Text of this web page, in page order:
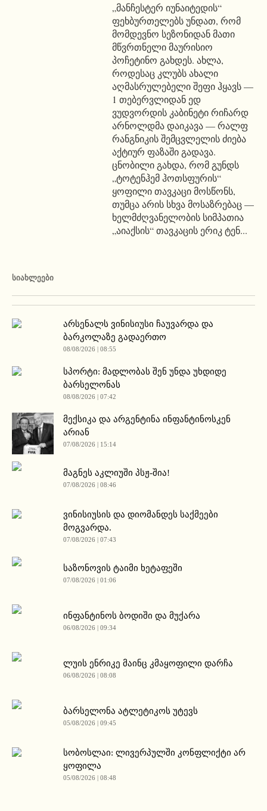
„მანჩესტერ იუნაიტედის“
ფეხბურთელებს უნდათ, რომ
მომდევნო სეზონიდან მათი
მწვრთნელი მაურისიო
პოჩეტინო გახდეს. ახლა,
როდესაც კლუბს ახალი
აღმასრულებელი შეფი ჰყავს —
1 თებერვლიდან ედ
ვუდვორდის კაბინეტი რიჩარდ
არნოლდმა დაიკავა — რალფ
რანგნიკის შემცვლელის ძიება
აქტიურ ფაზაში გადავა.
ცნობილი გახდა, რომ გუნდს
„ტოტენჰემ ჰოთსფურის“
ყოფილი თავკაცი მოსწონს,
თუმცა არის სხვა მოსაზრებაც —
ხელმძღვანელობის სიმპათია
„აიაქსის“ თავკაცის ერიკ ტენ...
ᲡᲘᲐᲮᲚᲔᲔᲑᲘ
არსენალს ვინისიუსი ჩაუვარდა და
ბარკოლაზე გადაერთო
08/08/2026 | 08:55
სპორტი: მადლობას შენ უნდა უხდიდე
ბარსელონას
08/08/2026 | 07:42
მექსიკა და არგენტინა ინფანტინოსკენ
არიან
07/08/2026 | 15:14
მაგნეს აკლიუში პსჟ-შია!
07/08/2026 | 08:46
ვინისიუსის და დიომანდეს საქმეები
მოგვარდა.
07/08/2026 | 07:43
საზონოვის ტაიმი ხეტაფეში
07/08/2026 | 01:06
ინფანტინოს ბოდიში და მუქარა
06/08/2026 | 09:34
ლუის ენრიკე მაინც კმაყოფილი დარჩა
06/08/2026 | 08:08
ბარსელონა ატლეტიკოს უტევს
05/08/2026 | 09:45
სობოსლაი: ლივერპულში კონფლიქტი არ
ყოფილა
05/08/2026 | 08:48